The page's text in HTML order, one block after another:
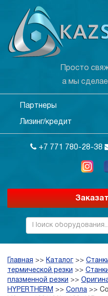
Просто
а мы
Партнеры
Лизинг/кредит
+7 771 780-28-38
Главная >> Каталог >>
термической резки >>
плазменной резки >>
HYPERTHERM >> Сопла >>